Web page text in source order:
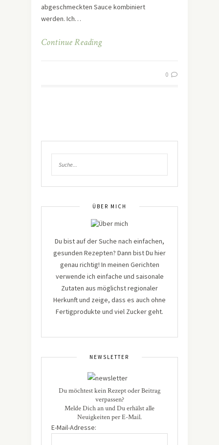
abgeschmeckten Sauce kombiniert
werden. Ich…
Continue Reading
0
ÜBER MICH
Du bist auf der Suche nach einfachen,
gesunden Rezepten? Dann bist Du hier
genau richtig! In meinen Gerichten
verwende ich einfache und saisonale
Zutaten aus möglichst regionaler
Herkunft und zeige, dass es auch ohne
Fertigprodukte und viel Zucker geht.
NEWSLETTER
Du möchtest kein Rezept oder Beitrag
verpassen?
Melde Dich an und Du erhälst alle
Neuigkeiten per E-Mail.
E-Mail-Adresse: